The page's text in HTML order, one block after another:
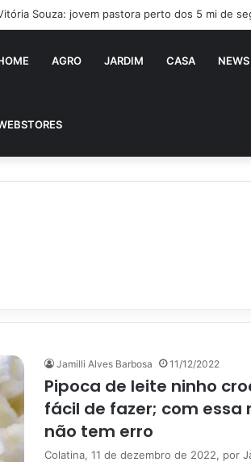
Souza: jovem pastora perto dos 5 mi de
AGRO JARDIM CASA NEWS
Jamilli Alves Barbosa 11/12/2022
Pipoca de leite ninho
fácil de fazer; com essa
não tem erro
Colatina, 11 de dezembro de 2022, por